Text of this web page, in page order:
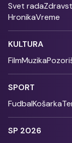
Svet rada
HronikaVreme
KULTURA
FilmMuzika
SPORT
FudbalKošarka
SP 2026